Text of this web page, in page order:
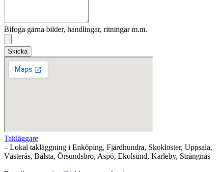
Bifoga gärna bilder, handlingar, ritningar m.m.
Skicka
Takläggare
– Lokal takläggning i Enköping, Fjärdhundra, Skokloster, Uppsala,
Västerås, Bålsta, Örsundsbro, Aspö, Ekolsund, Karleby, Strängnäs